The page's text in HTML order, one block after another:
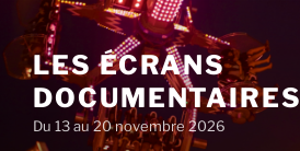
au
contenu
principal
LES ÉCRANS
DOCUMENTAIRES
Du 13 au 20 novembre 2026